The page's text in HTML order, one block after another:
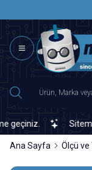
Ana Sayfa Ölçü